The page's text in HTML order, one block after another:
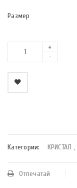
Размер
Категории: КРИСТАЛ ,
Отпечатай